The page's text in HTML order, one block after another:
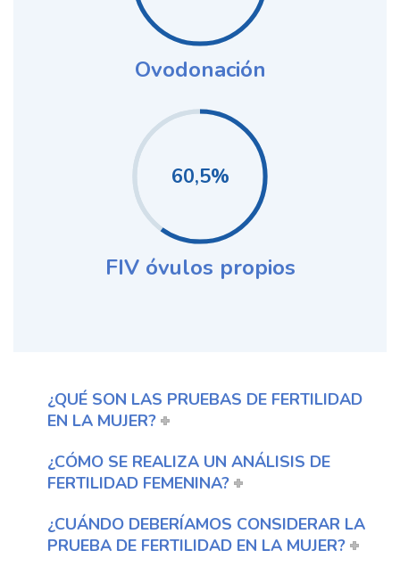
Ovodonación
60,5%
FIV óvulos propios
¿QUÉ SON LAS PRUEBAS DE FERTILIDAD
EN LA MUJER?
¿CÓMO SE REALIZA UN ANÁLISIS DE
FERTILIDAD FEMENINA?
¿CUÁNDO DEBERÍAMOS CONSIDERAR LA
PRUEBA DE FERTILIDAD EN LA MUJER?